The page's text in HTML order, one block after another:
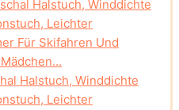
Halstuch, Winddichte
Leichter